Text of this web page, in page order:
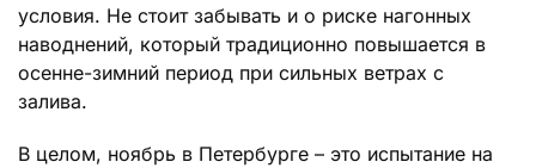
условия. Не стоит забывать и о риске нагонных
наводнений, который традиционно повышается в
осенне-зимний период при сильных ветрах с
залива.
В целом, ноябрь в Петербурге – это испытание на